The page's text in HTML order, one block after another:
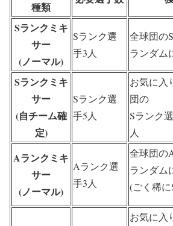
種類
Sランクミキ
サー
(ノーマル)
Sランク選
手3人
全球団の
ランダム
Sランクミキ
サー
(自チーム確
定)
Sランク選
手5人
お気に入
団の
Sランク
人
Aランクミキ
サー
(ノーマル)
Aランク選
手3人
全球団の
ランダム
(ごく稀
お気に入